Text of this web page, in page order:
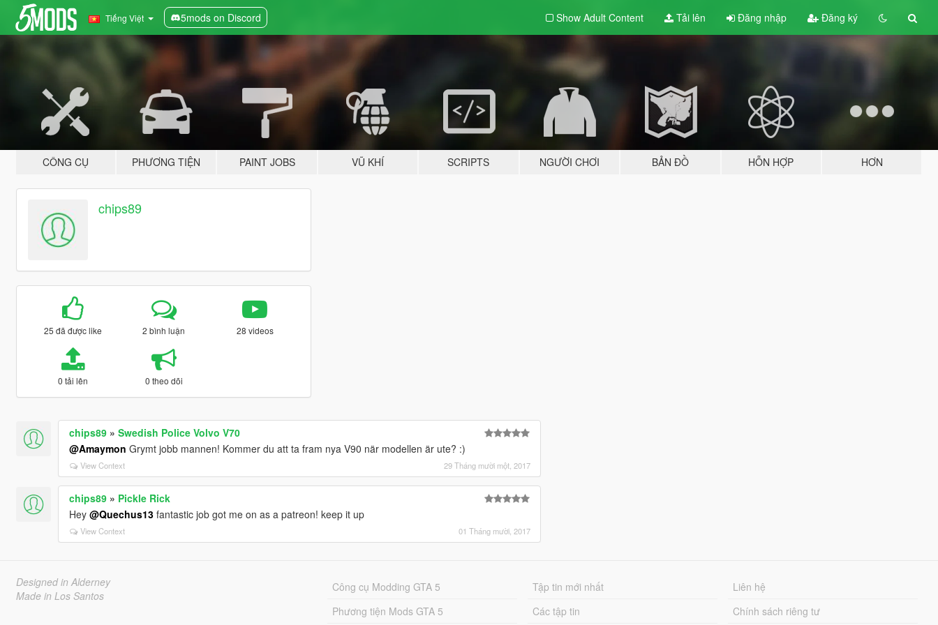
Tiếng Việt 5mods on Discord Show Adult Content Tải lên Đăng nhập Đăng ký
CÔNG CỤ PHƯƠNG TIỆN PAINT JOBS VŨ KHÍ SCRIPTS NGƯỜI CHƠI BẢN ĐỒ HỖN HỢP HƠN
chips89
25 đã được like 2 bình luận 28 videos
0 tải lên 0 theo dõi
chips89» Swedish Police Volvo V70
@Amaymon Grymt jobb mannen! Kommer du att ta fram nya V90 när modellen är ute? :)
View Context 29 Tháng mười một, 2017
chips89» Pickle Rick
Hey @Quechus13fantastic job got me on as a patreon! keep it up
View Context 01 Tháng mười, 2017
Designed in Alderney
Made in Los Santos
Công cụ Modding GTA 5
Phương tiện Mods GTA 5
Tập tin mới nhất
Các tập tin
Liên hệ
Chính sách riêng tư